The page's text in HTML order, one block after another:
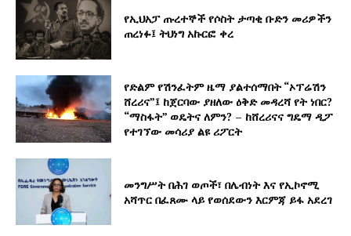
የኢህአፓ ጡረተኞች የሶስት ታጣቂ ቡድን መሪዎችን
ጠረነፉ፤ ትህነግ አኩርፎ ቀረ
የድልም የሽንፈትም ዜማ ያልተሰማበት “ኦፕሬሽን
ሸረሪና”፤ ከጀርባው ያዘለው ዕቅድ መዳረሻ የት ነበር?
“ማስፋት” ወዴትና ለምን? – ከሸረሪናና ግዴማ ዲፖ
የተገኘው መሳሪያ ልዩ ሪፖርት
መንግሥት በሕገ ወጦች፣ በሌብነት እና የኢኮኖሚ
አሻጥር በፈጸሙ ላይ የወሰደውን እርምጃ ይፋ አደረገ